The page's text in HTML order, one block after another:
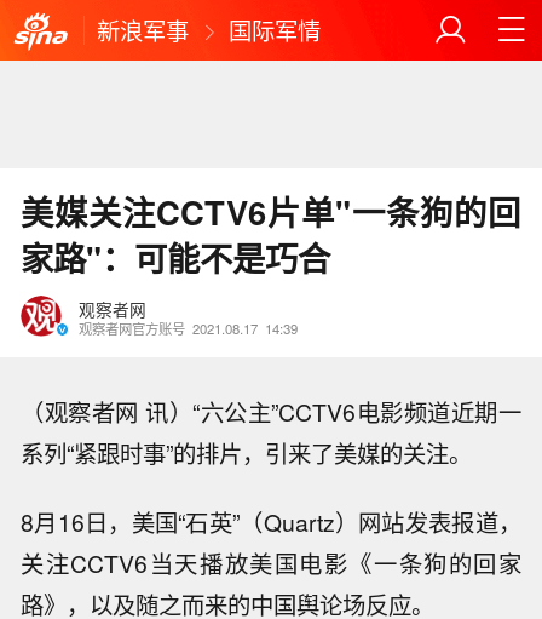
新浪军事 国际军情
美媒关注CCTV6片单"一条狗的回
家路"：可能不是巧合
观察者网
观察者网官方账号 2021.08.17 14:39
（观察者网 讯）“六公主”CCTV6电影频道近期一
系列“紧跟时事”的排片，引来了美媒的关注。
8月16日，美国“石英”（Quartz）网站发表报道，
关注CCTV6当天播放美国电影《一条狗的回家
路》，以及随之而来的中国舆论场反应。